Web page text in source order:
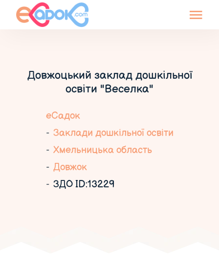
Довжоцький заклад дошкільної
освіти "Веселка"
еСадок
Заклади дошкільної освіти
Хмельницька область
Довжок
ЗДО ID:13229